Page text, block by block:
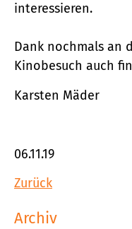
interessieren.
Dank nochmals an
Kinobesuch auch
Karsten Mäder
06.11.19
Zurück
Archiv